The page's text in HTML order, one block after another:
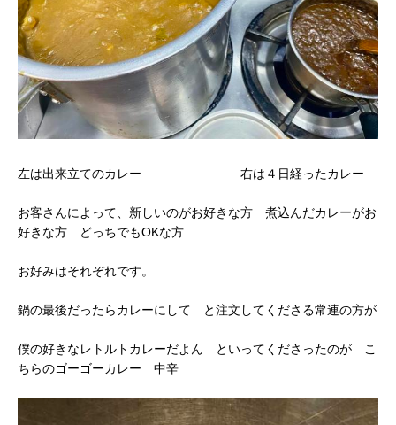
左は出来立てのカレー 右は４日経ったカレー
お客さんによって、新しいのがお好きな方 煮込んだカレーがお
好きな方 どっちでもOKな方
お好みはそれぞれです。
鍋の最後だったらカレーにして と注文してくださる常連の方が
僕の好きなレトルトカレーだよん といってくださったのが こ
ちらのゴーゴーカレー 中辛